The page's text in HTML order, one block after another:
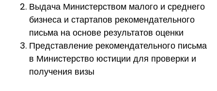
Выдача Министерством малого и среднего
бизнеса и стартапов рекомендательного
письма на основе результатов оценки
Представление рекомендательного письма
в Министерство юстиции для проверки и
получения визы